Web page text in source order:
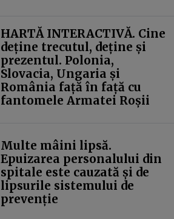
HARTĂ INTERACTIVĂ. Cine
deține trecutul, deține și
prezentul. Polonia,
Slovacia, Ungaria și
România față în față cu
fantomele Armatei Roșii
Multe mâini lipsă.
Epuizarea personalului din
spitale este cauzată și de
lipsurile sistemului de
prevenție